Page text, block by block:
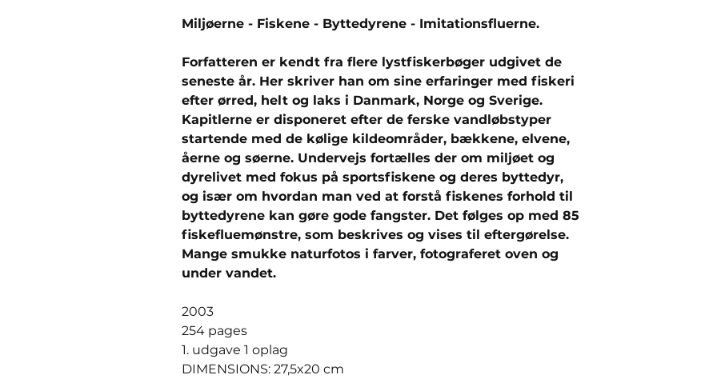
Miljøerne - Fiskene - Byttedyrene - Imitationsfluerne.
Forfatteren er kendt fra flere lystfiskerbøger udgivet de
seneste år. Her skriver han om sine erfaringer med fiskeri
efter ørred, helt og laks i Danmark, Norge og Sverige.
Kapitlerne er disponeret efter de ferske vandløbstyper
startende med de kølige kildeområder, bækkene, elvene,
åerne og søerne. Undervejs fortælles der om miljøet og
dyrelivet med fokus på sportsfiskene og deres byttedyr,
og især om hvordan man ved at forstå fiskenes forhold til
byttedyrene kan gøre gode fangster. Det følges op med 85
fiskefluemønstre, som beskrives og vises til eftergørelse.
Mange smukke naturfotos i farver, fotograferet oven og
under vandet.​​​​​​​
2003
254 pages
1. udgave 1 oplag
DIMENSIONS: 27,5x20 cm